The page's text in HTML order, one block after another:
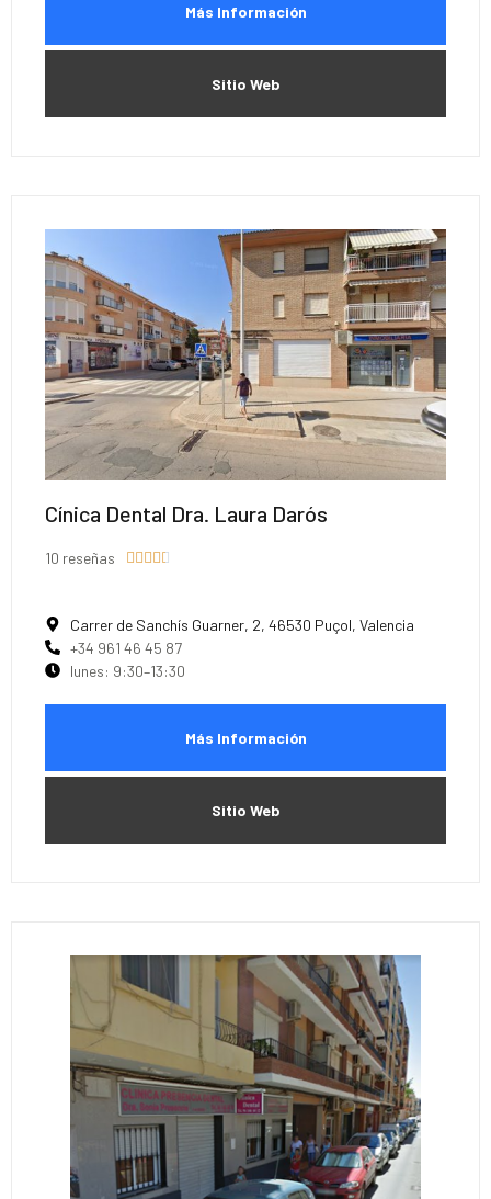
Más Información
Sitio Web
Cínica Dental Dra. Laura Darós
10 reseñas 
Carrer de Sanchís Guarner, 2, 46530 Puçol, Valencia
+34 961 46 45 87
lunes: 9:30–13:30
Más Información
Sitio Web